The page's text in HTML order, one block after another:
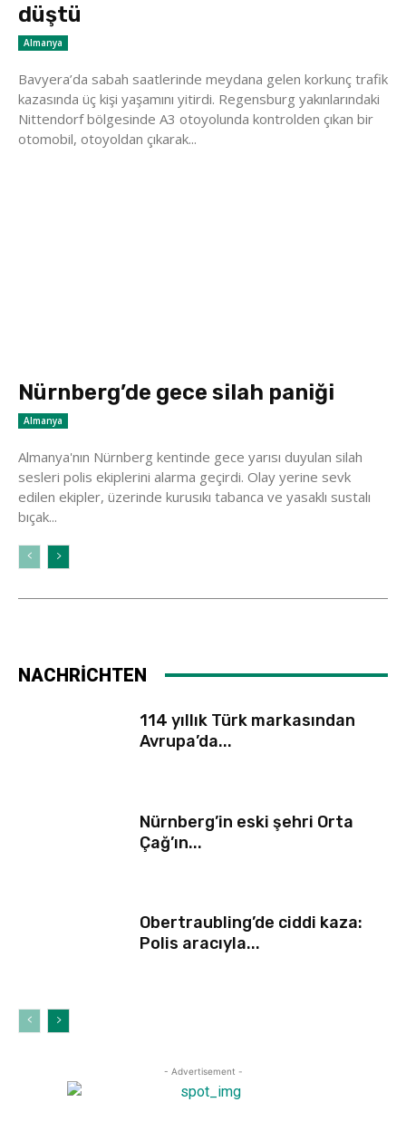
düştü
Almanya
Bavyera’da sabah saatlerinde meydana gelen korkunç trafik
kazasında üç kişi yaşamını yitirdi. Regensburg yakınlarındaki
Nittendorf bölgesinde A3 otoyolunda kontrolden çıkan bir
otomobil, otoyoldan çıkarak...
Nürnberg’de gece silah paniği
Almanya
Almanya'nın Nürnberg kentinde gece yarısı duyulan silah
sesleri polis ekiplerini alarma geçirdi. Olay yerine sevk
edilen ekipler, üzerinde kurusıkı tabanca ve yasaklı sustalı
bıçak...
NACHRİCHTEN
114 yıllık Türk markasından
Avrupa’da...
Nürnberg’in eski şehri Orta
Çağ’ın...
Obertraubling’de ciddi kaza:
Polis aracıyla...
- Advertisement -